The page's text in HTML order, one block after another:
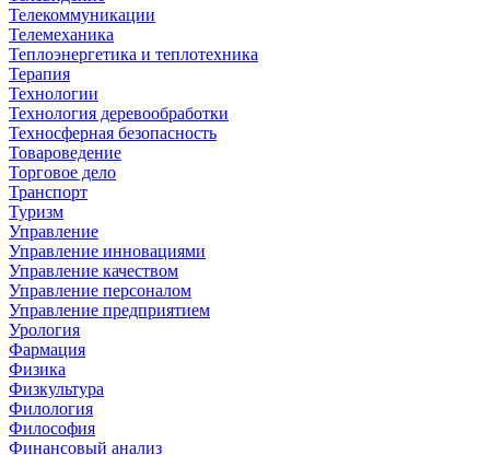
Телекоммуникации
Телемеханика
Теплоэнергетика и теплотехника
Терапия
Технологии
Технология деревообработки
Техносферная безопасность
Товароведение
Торговое дело
Транспорт
Туризм
Управление
Управление инновациями
Управление качеством
Управление персоналом
Управление предприятием
Урология
Фармация
Физика
Физкультура
Филология
Философия
Финансовый анализ